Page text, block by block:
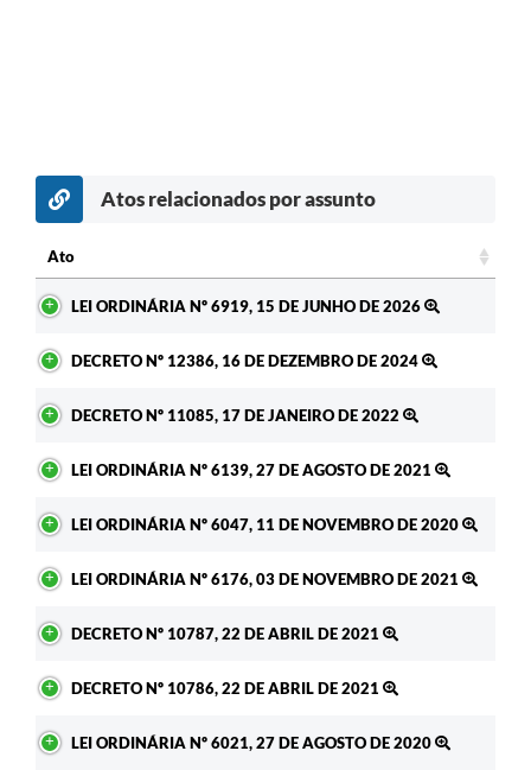
Atos relacionados por assunto
Ato
LEI ORDINÁRIA Nº 6919, 15 DE JUNHO DE 2026
DECRETO Nº 12386, 16 DE DEZEMBRO DE 2024
DECRETO Nº 11085, 17 DE JANEIRO DE 2022
LEI ORDINÁRIA Nº 6139, 27 DE AGOSTO DE 2021
LEI ORDINÁRIA Nº 6047, 11 DE NOVEMBRO DE 2020
LEI ORDINÁRIA Nº 6176, 03 DE NOVEMBRO DE 2021
DECRETO Nº 10787, 22 DE ABRIL DE 2021
DECRETO Nº 10786, 22 DE ABRIL DE 2021
LEI ORDINÁRIA Nº 6021, 27 DE AGOSTO DE 2020